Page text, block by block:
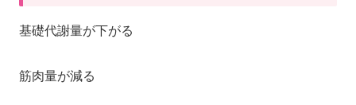
基礎代謝量が下がる
筋肉量が減る